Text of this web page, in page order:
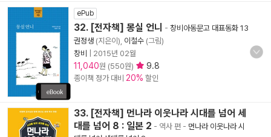
ePub
32. [전자책] 몽실 언니 - 창비아동문고 대표동화 13
권정생 (지은이), 이철수 (그림)
창비
2015년 02월
11,040원 (550원) 9.8
종이책 정가 대비 20% 할인
33. [전자책] 먼나라 이웃나라 시대를 넘어 세
대를 넘어 8 : 일본 2 - 역사 편 - 먼나라 이웃나라 시